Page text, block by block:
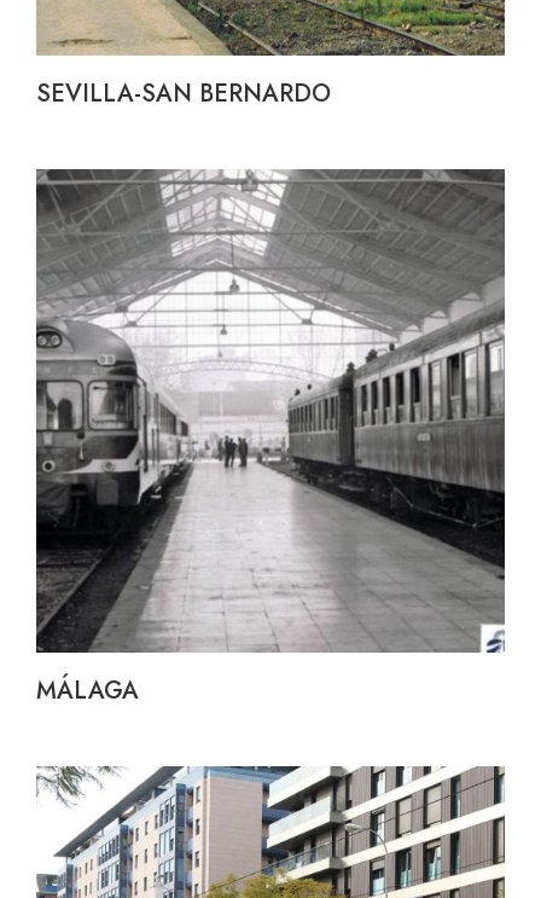
SEVILLA-SAN BERNARDO
MÁLAGA